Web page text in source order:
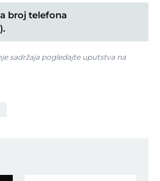
broj telefona
).
sadržaja pogledajte uputstva na